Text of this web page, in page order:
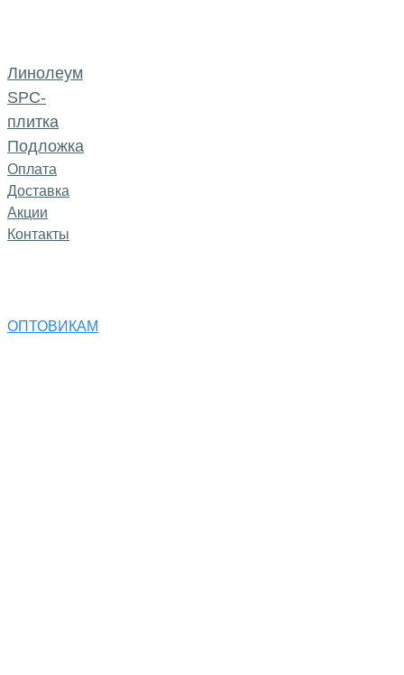
Линолеум
SPC-
плитка
Подложка
Оплата
Доставка
Акции
Контакты
ОПТОВИКАМ